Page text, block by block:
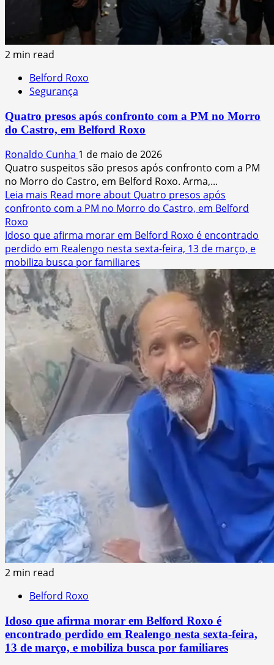
2 min read
Belford Roxo
Segurança
Quatro presos após confronto com a PM no Morro
do Castro, em Belford Roxo
Ronaldo Cunha 1 de maio de 2026
Quatro suspeitos são presos após confronto com a PM
no Morro do Castro, em Belford Roxo. Arma,...
Leia mais Read more about Quatro presos após
confronto com a PM no Morro do Castro, em Belford
Roxo
Idoso que afirma morar em Belford Roxo é encontrado
perdido em Realengo nesta sexta-feira, 13 de março, e
mobiliza busca por familiares
2 min read
Belford Roxo
Idoso que afirma morar em Belford Roxo é
encontrado perdido em Realengo nesta sexta-feira,
13 de março, e mobiliza busca por familiares